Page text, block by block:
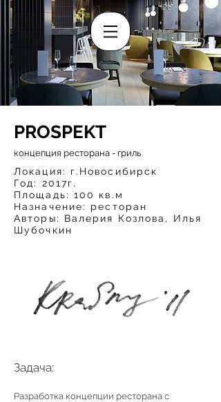
PROSPEKT
концепция ресторана - гриль
Локация: г.Новосибирск
Год: 2017г.
Площадь: 100 кв.м
Назначение: ресторан
Авторы: Валерия Козлова, Илья
Шубочкин
Задача:
Разработка концепции ресторана с